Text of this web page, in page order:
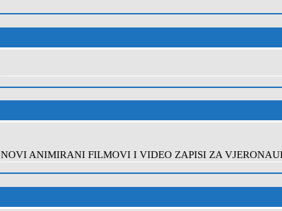
NOVI ANIMIRANI FILMOVI I VIDEO ZAPISI ZA